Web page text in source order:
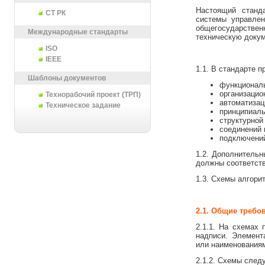
СТ РК
Международные стандарты
ISO
IEEE
Шаблоны документов
Технорабочий проект (ТРП)
Техническое задание
Настоящий
системы
техническую
1.1. В стандарте
соединений
1.2.
должны
1.3. Схемы
2.1. Общие
2.1.1. На схемах
надписи.
или
2.1.2. Схемы